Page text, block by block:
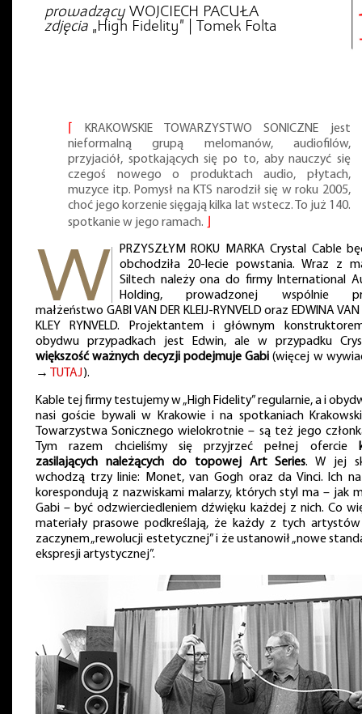
prowadzący WOJCIECH PACUŁA
zdjęcia „High Fidelity” | Tomek Folta
KRAKOWSKIE TOWARZYSTWO SONICZNE jest
nieformalną grupą melomanów, audiofilów,
przyjaciół, spotkających się po to, aby nauczyć się
czegoś nowego o produktach audio, płytach,
muzyce itp. Pomysł na KTS narodził się w roku 2005,
choć jego korzenie sięgają kilka lat wstecz. To już 140.
spotkanie w jego ramach.
PRZYSZŁYM ROKU MARKA Crystal Cable
obchodziła 20-lecie powstania. Wraz z
Siltech należy ona do firmy International
Holding, prowadzonej wspólnie
małżeństwo GABI VAN DER KLEIJ-RYNVELD oraz EDWINA VAN
KLEY RYNVELD. Projektantem i głównym
obydwu przypadkach jest Edwin, ale w przypadku
większość ważnych decyzji podejmuje Gabi (więcej w
→ TUTAJ).
Kable tej firmy testujemy w „High Fidelity” regularnie, a i
nasi goście bywali w Krakowie i na spotkaniach
Towarzystwa Sonicznego wielokrotnie – są też jego
Tym razem chcieliśmy się przyjrzeć pełnej ofercie
zasilających należących do topowej Art Series. W jej
wchodzą trzy linie: Monet, van Gogh oraz da Vinci. Ich
korespondują z nazwiskami malarzy, których styl ma – jak
Gabi – być odzwierciedleniem dźwięku każdej z nich. Co
materiały prasowe podkreślają, że każdy z tych artystów
zaczynem „rewolucji estetycznej” i że ustanowił „nowe
ekspresji artystycznej”.